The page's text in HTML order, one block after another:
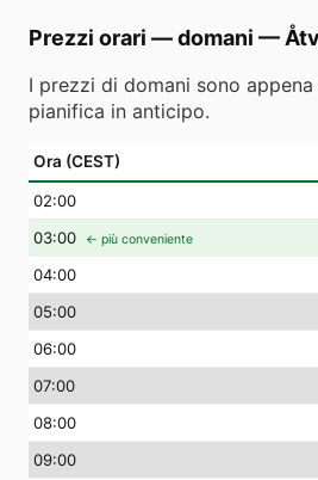
Prezzi orari — domani —
I prezzi di domani sono
pianifica in anticipo.
Ora (CEST)
02:00
03:00 ← più conveniente
04:00
05:00
06:00
07:00
08:00
09:00